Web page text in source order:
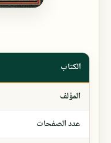
الكتاب
المؤلف
عدد الصفحات